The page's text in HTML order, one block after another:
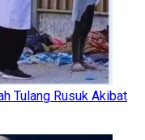
Tulang Rusuk Akibat